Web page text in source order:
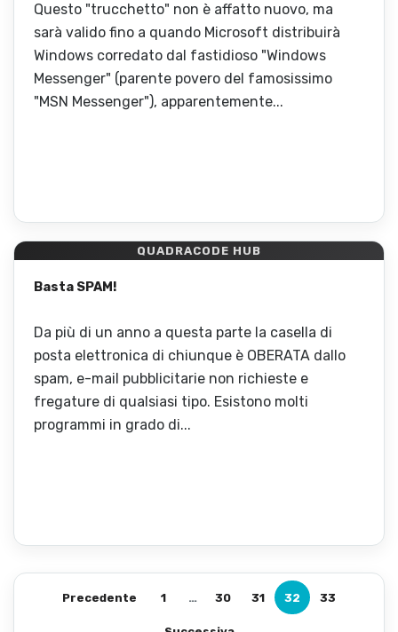
Questo "trucchetto" non è affatto nuovo, ma
sarà valido fino a quando Microsoft distribuirà
Windows corredato dal fastidioso "Windows
Messenger" (parente povero del famosissimo
"MSN Messenger"), apparentemente...
QUADRACODE HUB
Basta SPAM!
Da più di un anno a questa parte la casella di
posta elettronica di chiunque è OBERATA dallo
spam, e-mail pubblicitarie non richieste e
fregature di qualsiasi tipo. Esistono molti
programmi in grado di...
Precedente 1 … 30 31 32 33